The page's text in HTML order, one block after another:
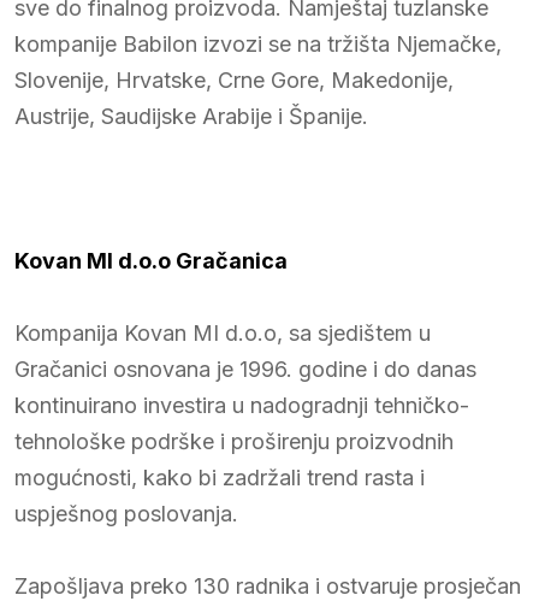
sve do finalnog proizvoda. Namještaj tuzlanske
kompanije Babilon izvozi se na tržišta Njemačke,
Slovenije, Hrvatske, Crne Gore, Makedonije,
Austrije, Saudijske Arabije i Španije.
Kovan MI d.o.o Gračanica
Kompanija Kovan MI d.o.o, sa sjedištem u
Gračanici osnovana je 1996. godine i do danas
kontinuirano investira u nadogradnji tehničko-
tehnološke podrške i proširenju proizvodnih
mogućnosti, kako bi zadržali trend rasta i
uspješnog poslovanja.
Zapošljava preko 130 radnika i ostvaruje prosječan